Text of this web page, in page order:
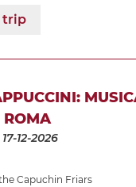
trip
ROMA
12-2026
Capuchin Friars